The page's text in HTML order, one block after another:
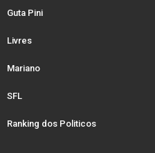
Guta Pini
Livres
Mariano
SFL
Ranking dos Politicos